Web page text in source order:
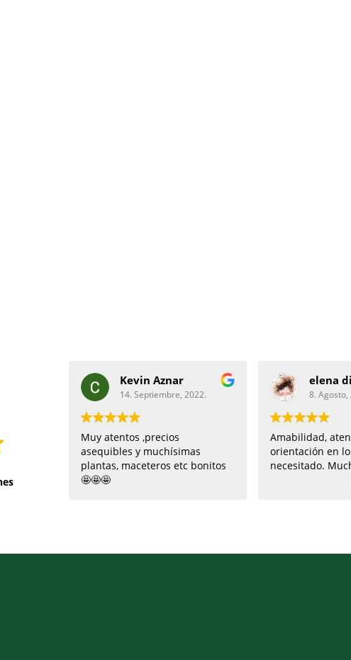
Kevin Aznar
14. Septiembre, 2022.
Muy atentos ,precios
asequibles y muchísimas
plantas, maceteros etc bonitos
🤩🤩🤩
elena
8. Agosto,
Amabilidad,
orientación en
necesitado.